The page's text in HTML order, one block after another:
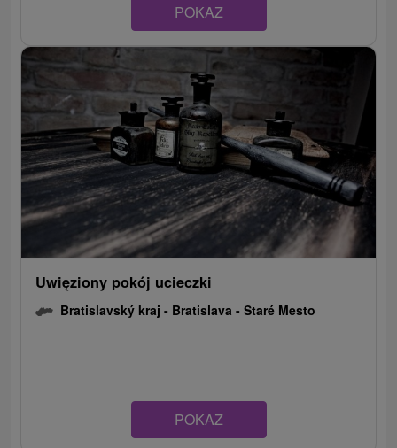
POKAZ
Uwięziony pokój ucieczki
Bratislavský kraj - Bratislava - Staré Mesto
POKAZ